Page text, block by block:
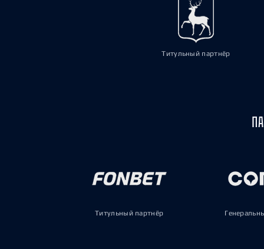
Титульный партнёр
Титульный партнёр